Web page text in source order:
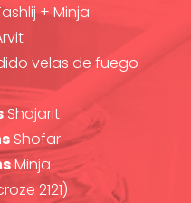
+ Minja
velas de fuego
Shajarit
Shofar
Minja
2121)